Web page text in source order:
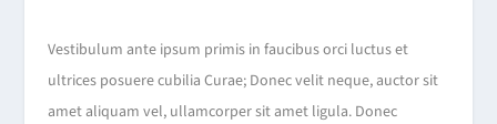
Vestibulum ante ipsum primis in faucibus orci luctus et
ultrices posuere cubilia Curae; Donec velit neque, auctor sit
amet aliquam vel, ullamcorper sit amet ligula. Donec